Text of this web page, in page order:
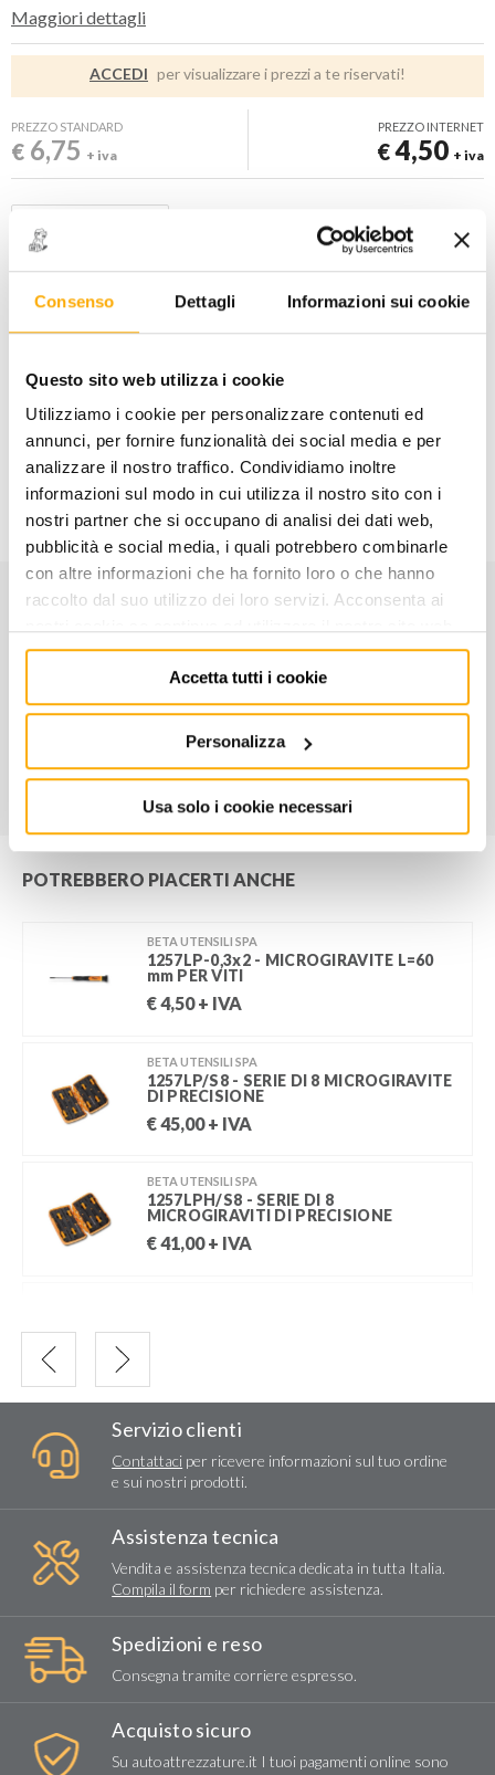
Consenso Dettagli Informazioni sui cookie
Questo sito web utilizza i cookie
Utilizziamo i cookie per personalizzare contenuti ed
annunci, per fornire funzionalità dei social media e per
analizzare il nostro traffico. Condividiamo inoltre
informazioni sul modo in cui utilizza il nostro sito con i
nostri partner che si occupano di analisi dei dati web,
pubblicità e social media, i quali potrebbero combinarle
con altre informazioni che ha fornito loro o che hanno
raccolto dal suo utilizzo dei loro servizi. Acconsenta ai
Accetta tutti i cookie
Personalizza
Usa solo i cookie necessari
Maggiori dettagli
ACCEDI per visualizzare i prezzi a te riservati!
PREZZO STANDARD
€ 6,75 + iva
PREZZO INTERNET
€4,50 + iva
Disponibile -
FINO AD ESAURIMENTO SCORTE
Aggiungi alla lista dei
Informazioni utili
MASCHIO ESAGONALE
POTREBBERO PIACERTI ANCHE
BETA UTENSILI SPA
1257LP-0,3x2 - MICROGIRAVITE L=60
mm PER VITI
€4,50+ IVA
BETA UTENSILI SPA
1257LP/S8 - SERIE DI 8 MICROGIRAVITE
DI PRECISIONE
€45,00+ IVA
BETA UTENSILI SPA
1257LPH/S8 - SERIE DI 8
MICROGIRAVITI DI PRECISIONE
€41,00+ IVA
Servizio clienti
Contattaci per ricevere informazioni sul tuo ordine
e sui nostri prodotti.
Assistenza tecnica
Vendita e assistenza tecnica dedicata in tutta Italia.
Compila il form per richiedere assistenza.
Spedizioni e reso
Consegna tramite corriere espresso.
Acquisto sicuro
Su autoattrezzature.it I tuoi pagamenti online sono